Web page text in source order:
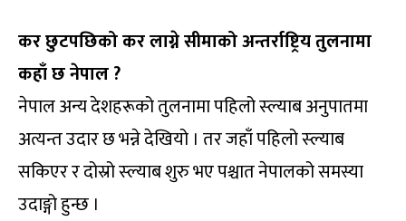
कर छुटपछिको कर लाग्ने सीमाको अन्तर्राष्ट्रिय तुलनामा
कहाँ छ नेपाल ?
नेपाल अन्य देशहरूको तुलनामा पहिलो स्ल्याब अनुपातमा
अत्यन्त उदार छ भन्ने देखियो । तर जहाँ पहिलो स्ल्याब
सकिएर र दोस्रो स्ल्याब शुरु भए पश्चात नेपालको समस्या
उदाङ्गो हुन्छ ।